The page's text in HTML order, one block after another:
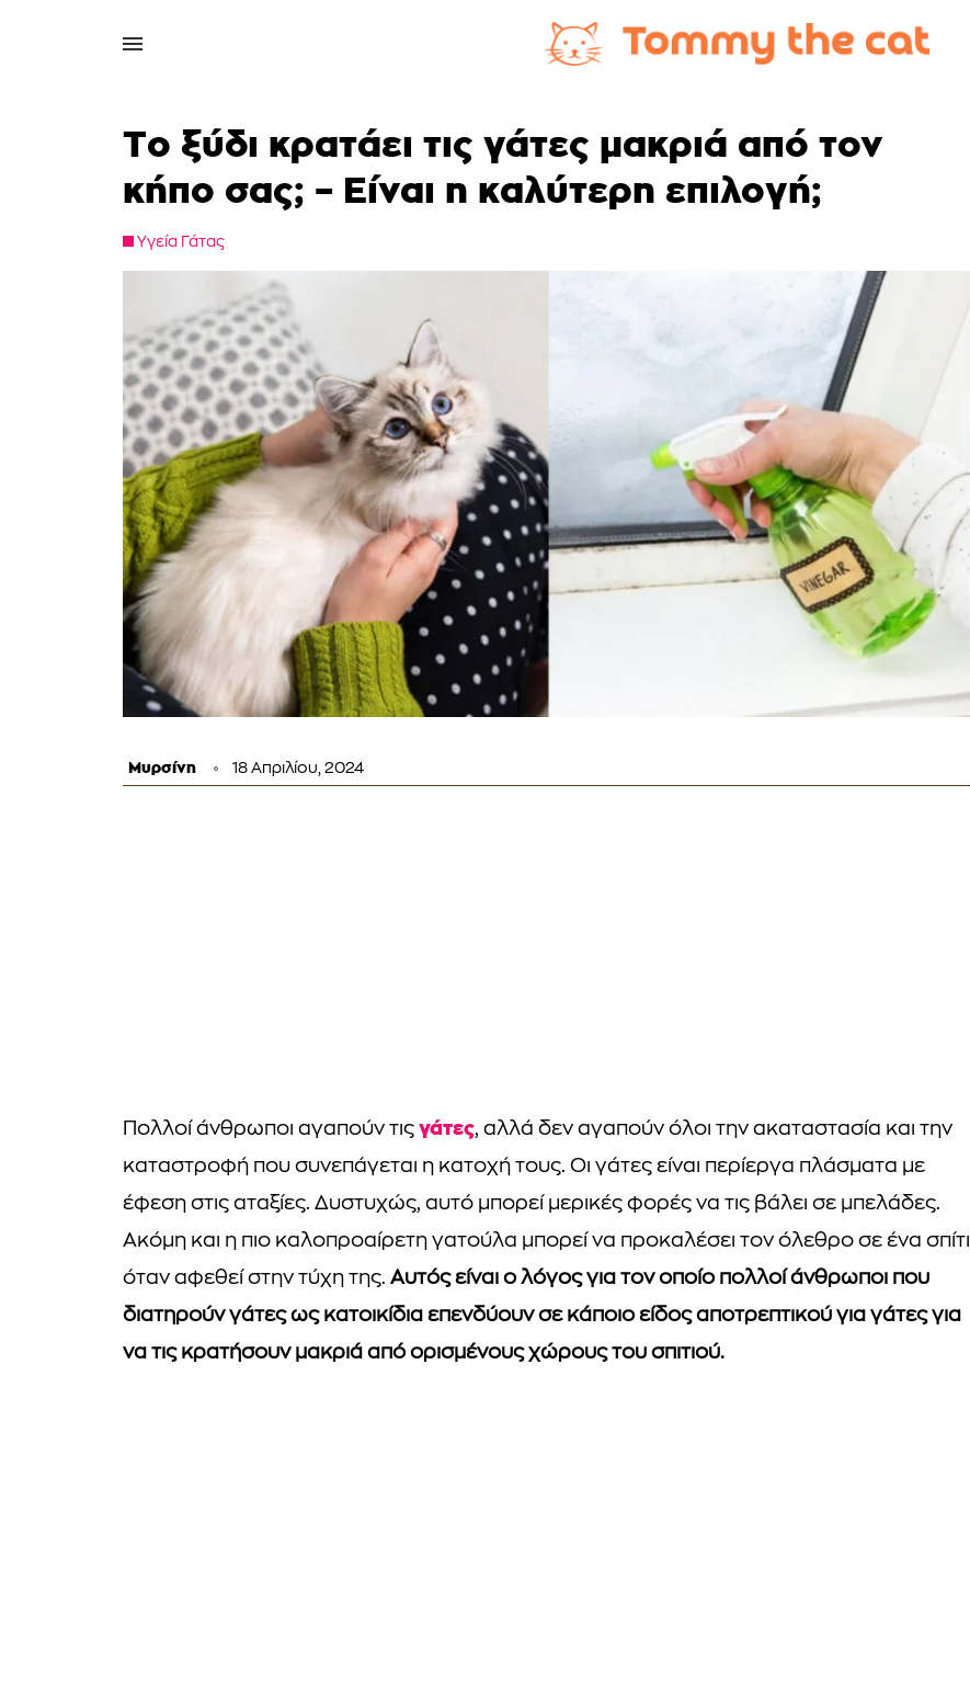
Το ξύδι κρατάει τις γάτες μακριά από τον
κήπο σας; – Είναι η καλύτερη επιλογή;
Υγεία Γάτας
Μυρσίνη 18 Απριλίου, 2024
Πολλοί άνθρωποι αγαπούν τις γάτες, αλλά δεν αγαπούν όλοι την ακαταστασία και την
καταστροφή που συνεπάγεται η κατοχή τους. Οι γάτες είναι περίεργα πλάσματα με
έφεση στις αταξίες. Δυστυχώς, αυτό μπορεί μερικές φορές να τις βάλει σε μπελάδες.
Ακόμη και η πιο καλοπροαίρετη γατούλα μπορεί να προκαλέσει τον όλεθρο σε ένα σπίτι
όταν αφεθεί στην τύχη της. Αυτός είναι ο λόγος για τον οποίο πολλοί άνθρωποι που
διατηρούν γάτες ως κατοικίδια επενδύουν σε κάποιο είδος αποτρεπτικού για γάτες για
να τις κρατήσουν μακριά από ορισμένους χώρους του σπιτιού.